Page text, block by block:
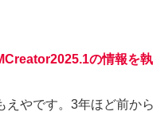
の情報を執
えやです。3年ほど前か